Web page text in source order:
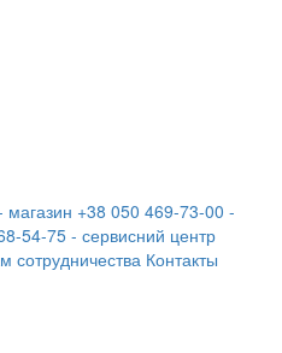
магазин +38 050 469-73-00 -
54-75 - сервисний центр
сотрудничества Контакты